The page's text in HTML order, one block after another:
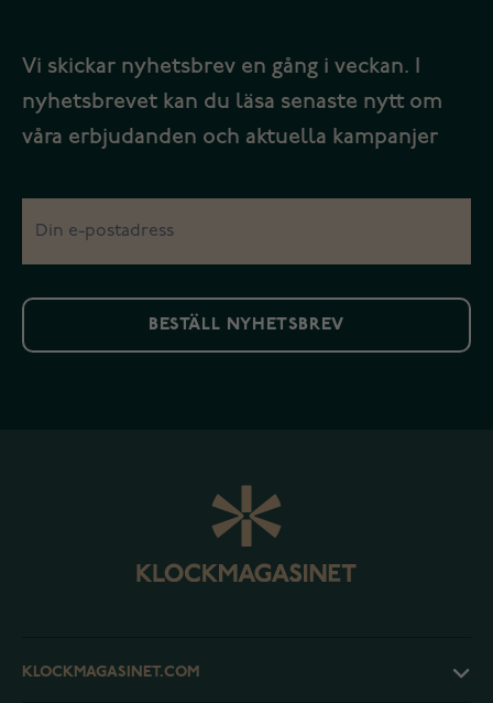
Vi skickar nyhetsbrev en gång i veckan. I
nyhetsbrevet kan du läsa senaste nytt om
våra erbjudanden och aktuella kampanjer
BESTÄLL NYHETSBREV
KLOCKMAGASINET.COM